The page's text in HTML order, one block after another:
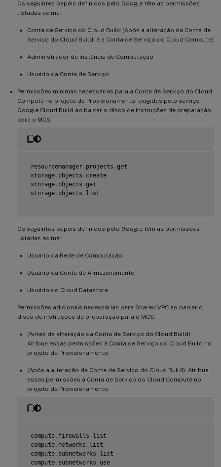
compute .subnetworks.list
compute.subnetworks
compute .zoneOperations .get
compute. zones. list
logging.logEntries.create
resourcemanager. projects
source .repos.list
storage .buckets. create
storage. buckets .get
storage
storage
Os seguintes papéis definidos pelo Google têm as permissões
listadas acima:
Conta de Serviço do Cloud Build (Após a alteração da Conta de
Serviço do Cloud Build, é a Conta de Serviço do Cloud Compute)
Administrador de Instância de Computação
Usuário da Conta de Serviço
Permissões mínimas necessárias para a Conta de Serviço do Cloud
Compute no projeto de Provisionamento, exigidas pelo serviço
Google Cloud Build ao baixar o disco de instruções de preparação
para o MCS:
resourcemanager . projects . get
storage . objects . create
storage . objects . get
storage . objects . list
Os seguintes papéis definidos pelo Google têm as permissões
listadas acima:
Usuário da Rede de Computação
Usuário da Conta de Armazenamento
Usuário do Cloud Datastore
Permissões adicionais necessárias para Shared VPC ao baixar o
disco de instruções de preparação para o MCS:
(Antes da alteração da Conta de Serviço do Cloud Build):
Atribua essas permissões à Conta de Serviço do Cloud Build no
projeto de Provisionamento.
(Após a alteração da Conta de Serviço do Cloud Build): Atribua
essas permissões à Conta de Serviço do Cloud Compute no
projeto de Provisionamento.
compute . firewalls . list
compute . networks . list
compute . subnetworks . list
compute . subnetworks . use